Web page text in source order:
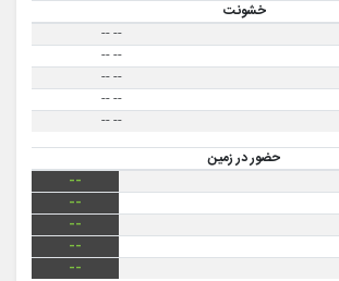
خشونت
--
--
--
--
--
--
--
--
--
--
حضور در زمین
--
--
--
--
--